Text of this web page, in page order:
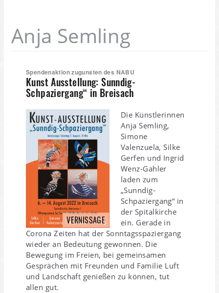
Anja Semling
Spendenaktion zugunsten des NABU
Kunst Ausstellung: Sunndig-
Schpaziergang“ in Breisach
VERNISSAGE
Die Künstlerinnen
Anja Semling,
Simone
Valenzuela, Silke
Gerfen und Ingrid
Wenz-Gahler
laden zum
„Sunndig-
Schpaziergang“ in
der Spitalkirche
ein. Gerade in
Corona Zeiten hat der Sonntagsspaziergang
wieder an Bedeutung gewonnen. Die
Bewegung im Freien, bei gemeinsamen
Gesprächen mit Freunden und Familie Luft
und Landschaft genießen zu können, tut
allen gut.